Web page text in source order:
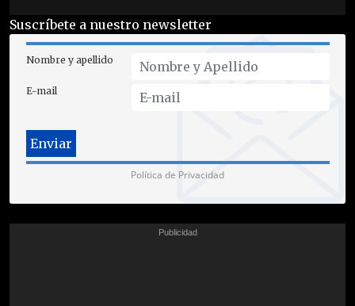
Suscríbete a nuestro newsletter
Nombre y apellido
E-mail
Política de Privacidad